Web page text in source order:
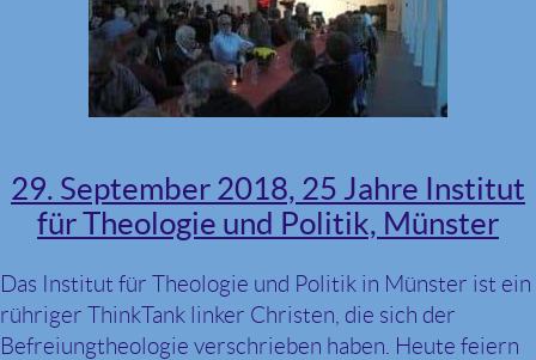
29. September 2018, 25 Jahre Institut
für Theologie und Politik, Münster
Das Institut für Theologie und Politik in Münster ist ein
rühriger ThinkTank linker Christen, die sich der
Befreiungtheologie verschrieben haben. Heute feiern